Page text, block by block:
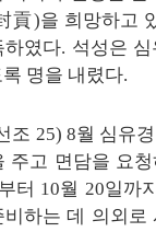
貢)을 희망하고
하였다. 석성은
명을 내렸다.
조 25) 8월 심유
주고 면담을 요
터 10월 20일까
비하는 데 의외